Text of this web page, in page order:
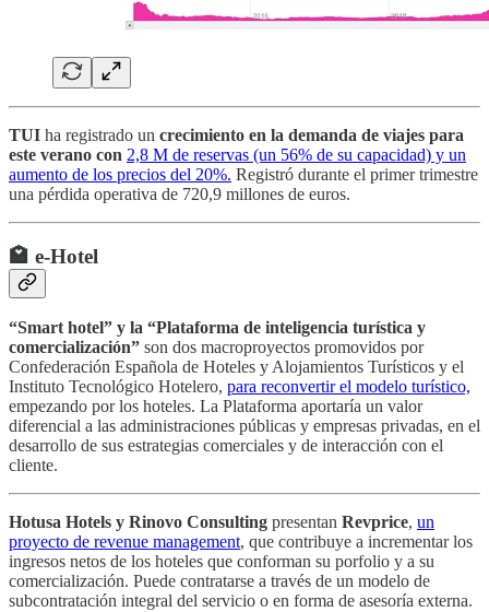
TUI ha registrado un crecimiento en la demanda de viajes para
este verano con 2,8 M de reservas (un 56% de su capacidad) y un
aumento de los precios del 20%. Registró durante el primer trimestre
una pérdida operativa de 720,9 millones de euros.
🏩 e-Hotel
“Smart hotel” y la “Plataforma de inteligencia turística y
comercialización” son dos macroproyectos promovidos por
Confederación Española de Hoteles y Alojamientos Turísticos y el
Instituto Tecnológico Hotelero, para reconvertir el modelo turístico,
empezando por los hoteles. La Plataforma aportaría un valor
diferencial a las administraciones públicas y empresas privadas, en el
desarrollo de sus estrategias comerciales y de interacción con el
cliente.
Hotusa Hotels y Rinovo Consulting presentan Revprice, un
proyecto de revenue management, que contribuye a incrementar los
ingresos netos de los hoteles que conforman su porfolio y a su
comercialización. Puede contratarse a través de un modelo de
subcontratación integral del servicio o en forma de asesoría externa.